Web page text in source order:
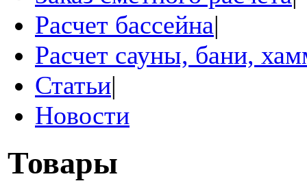
Расчет бассейна|
Расчет сауны, бани,
Статьи|
Новости
Товары